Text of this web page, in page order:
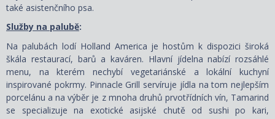
také asistenčního psa.
Služby na palubě:
Na palubách lodí Holland America je hostům k dispozici široká
škála restaurací, barů a kaváren. Hlavní jídelna nabízí rozsáhlé
menu, na kterém nechybí vegetariánské a lokální kuchyní
inspirované pokrmy. Pinnacle Grill servíruje jídla na tom nejlepším
porcelánu a na výběr je z mnoha druhů prvotřídních vín, Tamarind
se specializuje na exotické asijské chutě od sushi po kari,